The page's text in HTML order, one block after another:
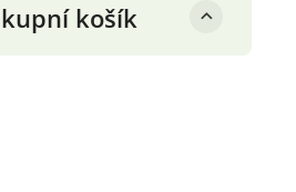
košík